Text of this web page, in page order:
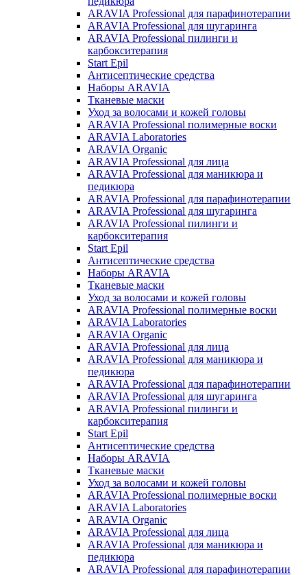
ARAVIA Professional для парафинотерапии
ARAVIA Professional для шугаринга
ARAVIA Professional пилинги и
карбокситерапия
Start Epil
Антисептические средства
Наборы ARAVIA
Тканевые маски
Уход за волосами и кожей головы
ARAVIA Professional полимерные воски
ARAVIA Laboratories
ARAVIA Organic
ARAVIA Professional для лица
ARAVIA Professional для маникюра и
педикюра
ARAVIA Professional для парафинотерапии
ARAVIA Professional для шугаринга
ARAVIA Professional пилинги и
карбокситерапия
Start Epil
Антисептические средства
Наборы ARAVIA
Тканевые маски
Уход за волосами и кожей головы
ARAVIA Professional полимерные воски
ARAVIA Laboratories
ARAVIA Organic
ARAVIA Professional для лица
ARAVIA Professional для маникюра и
педикюра
ARAVIA Professional для парафинотерапии
ARAVIA Professional для шугаринга
ARAVIA Professional пилинги и
карбокситерапия
Start Epil
Антисептические средства
Наборы ARAVIA
Тканевые маски
Уход за волосами и кожей головы
ARAVIA Professional полимерные воски
ARAVIA Laboratories
ARAVIA Organic
ARAVIA Professional для лица
ARAVIA Professional для маникюра и
педикюра
ARAVIA Professional для парафинотерапии